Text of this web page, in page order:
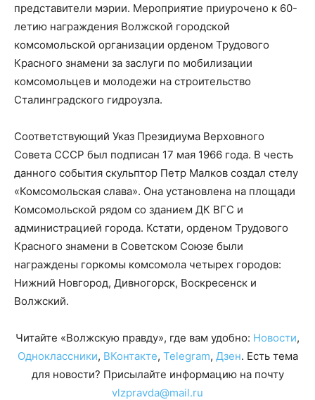
представители мэрии. Мероприятие приурочено к 60-
летию награждения Волжской городской
комсомольской организации орденом Трудового
Красного знамени за заслуги по мобилизации
комсомольцев и молодежи на строительство
Сталинградского гидроузла.
Соответствующий Указ Президиума Верховного
Совета СССР был подписан 17 мая 1966 года. В честь
данного события скульптор Петр Малков создал стелу
«Комсомольская слава». Она установлена на площади
Комсомольской рядом со зданием ДК ВГС и
администрацией города. Кстати, орденом Трудового
Красного знамени в Советском Союзе были
награждены горкомы комсомола четырех городов:
Нижний Новгород, Дивногорск, Воскресенск и
Волжский.
Читайте «Волжскую правду», где вам удобно: Новости,
Одноклассники, ВКонтакте, Telegram, Дзен. Есть тема
для новости? Присылайте информацию на почту
vlzpravda@mail.ru